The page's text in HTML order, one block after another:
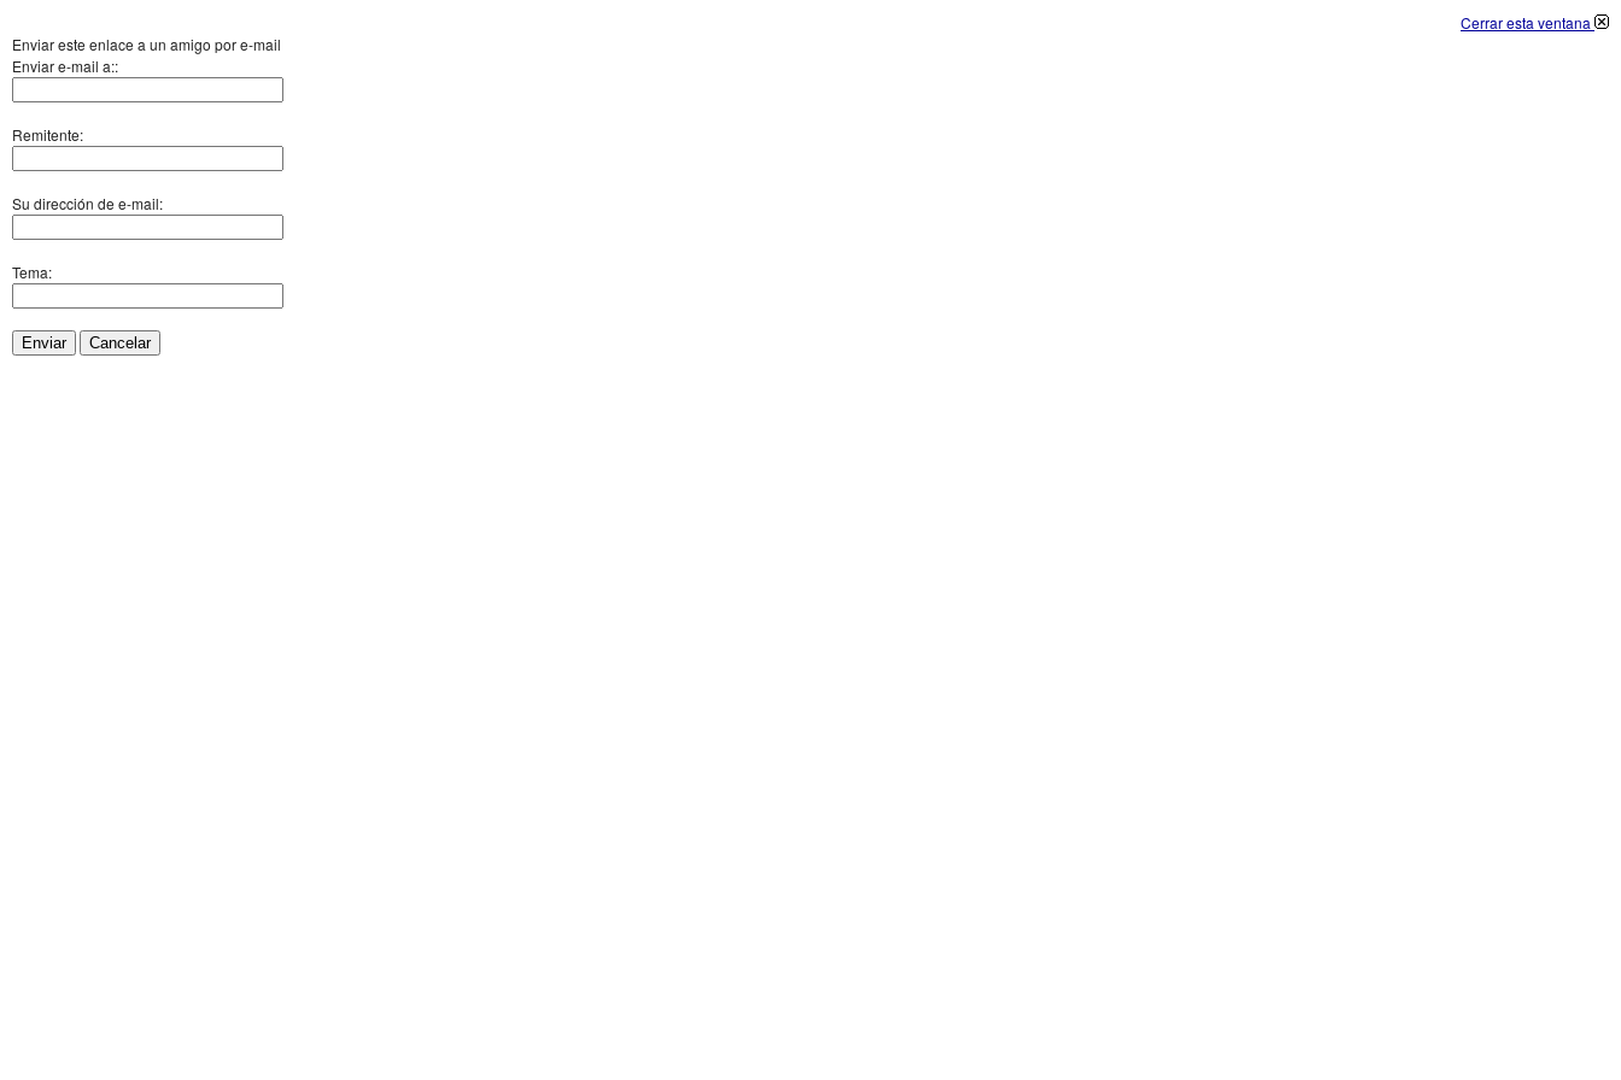
Cerrar esta ventana
Enviar este enlace a un amigo por e-mail
Enviar e-mail a::
Remitente:
Su dirección de e-mail:
Tema:
Enviar Cancelar